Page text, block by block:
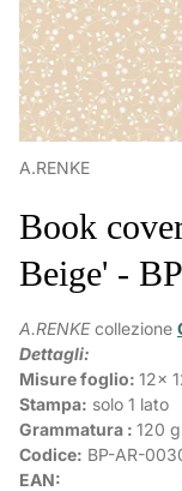
A.RENKE
Book
Beige' -
A.RENKEcollezione
Dettagli:
Misure foglio: 12x
Stampa: solo 1 lato
Grammatura : 120 g
Codice: BP-AR-
EAN: